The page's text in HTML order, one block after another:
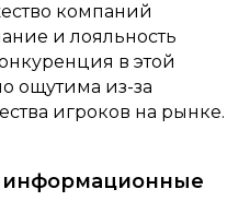
компаний
и лояльность
в этой
ощутима из-за
игроков на рынке.
информационные